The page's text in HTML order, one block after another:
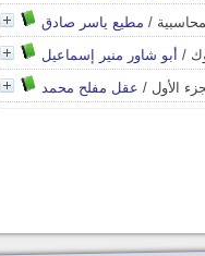
/ مطيع ياسر صادق
/ أبو شاور منير إسماعيل
الأول / عقل مفلح محمد